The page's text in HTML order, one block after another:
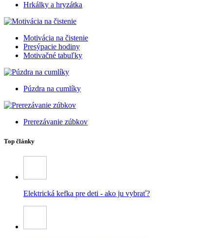
Hrkálky a hryzátka
Motivácia na čistenie
Presýpacie hodiny
Motivačné tabuľky
Púzdra na cumlíky
Prerezávanie zúbkov
Top články
Elektrická kefka pre deti - ako ju vybrať?